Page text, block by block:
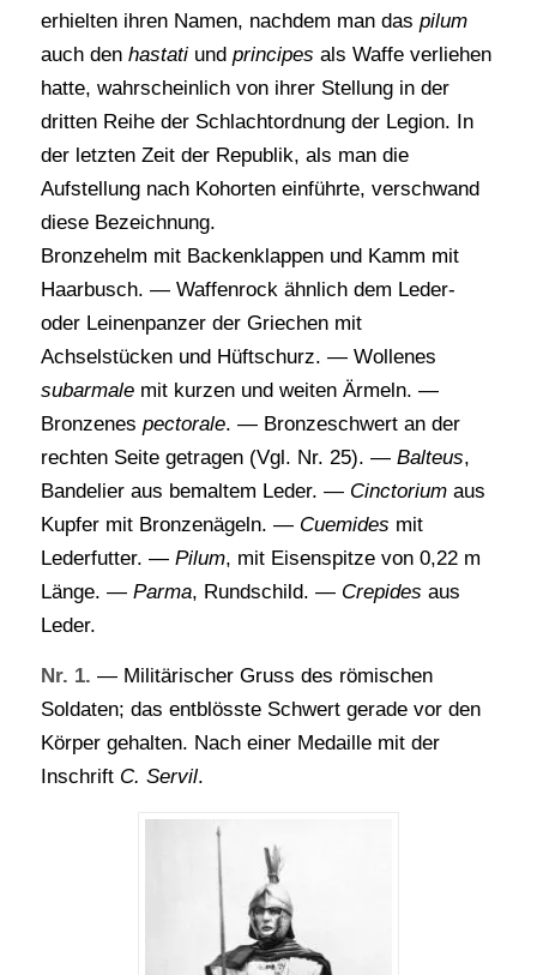
erhielten ihren Namen, nachdem man das pilum
auch den hastatiund principes als Waffe verliehen
hatte, wahrscheinlich von ihrer Stellung in der
dritten Reihe der Schlachtordnung der Legion. In
der letzten Zeit der Republik, als man die
Aufstellung nach Kohorten einführte, verschwand
diese Bezeichnung.
Bronzehelm mit Backenklappen und Kamm mit
Haarbusch. — Waffenrock ähnlich dem Leder-
oder Leinenpanzer der Griechen mit
Achselstücken und Hüftschurz. — Wollenes
subarmalemit kurzen und weiten Ärmeln. —
Bronzenes pectorale. — Bronzeschwert an der
rechten Seite getragen (Vgl. Nr. 25). — Balteus,
Bandelier aus bemaltem Leder. — Cinctoriumaus
Kupfer mit Bronzenägeln. — Cuemides mit
Lederfutter. — Pilum, mit Eisenspitze von 0,22 m
Länge. — Parma, Rundschild. — Crepides aus
Leder.
Nr. 1. — Militärischer Gruss des römischen
Soldaten; das entblösste Schwert gerade vor den
Körper gehalten. Nach einer Medaille mit der
Inschrift C. Servil.